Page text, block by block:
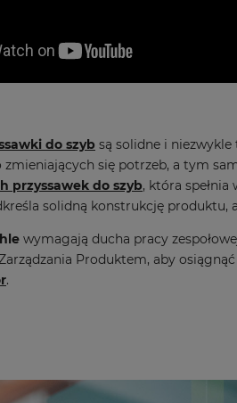
do szyb są solidne i
zmieniających się potrzeb, a tym
przyssawek do szyb, która
solidną konstrukcję
wymagają ducha pracy
Produktem, aby
.